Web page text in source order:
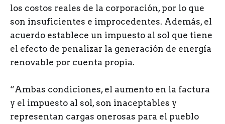
los costos reales de la corporación, por lo que
son insuficientes e improcedentes. Además, el
acuerdo establece un impuesto al sol que tiene
el efecto de penalizar la generación de energía
renovable por cuenta propia.
“Ambas condiciones, el aumento en la factura
y el impuesto al sol, son inaceptables y
representan cargas onerosas para el pueblo